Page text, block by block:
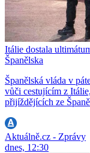
Itálie dostala
Španělska
Španělská vláda v
vůči cestujícím z
přijíždějících ze
Aktuálně.cz - Zprávy
dnes, 12:30